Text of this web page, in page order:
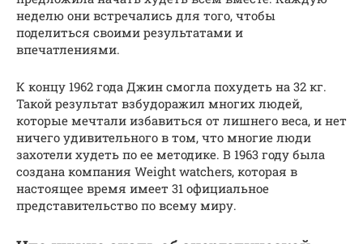
неделю они встречались для того, чтобы
поделиться своими результатами и
впечатлениями.
К концу 1962 года Джин смогла похудеть на 32 кг.
Такой результат взбудоражил многих людей,
которые мечтали избавиться от лишнего веса, и нет
ничего удивительного в том, что многие люди
захотели худеть по ее методике. В 1963 году была
создана компания Weight watchers, которая в
настоящее время имеет 31 официальное
представительство по всему миру.